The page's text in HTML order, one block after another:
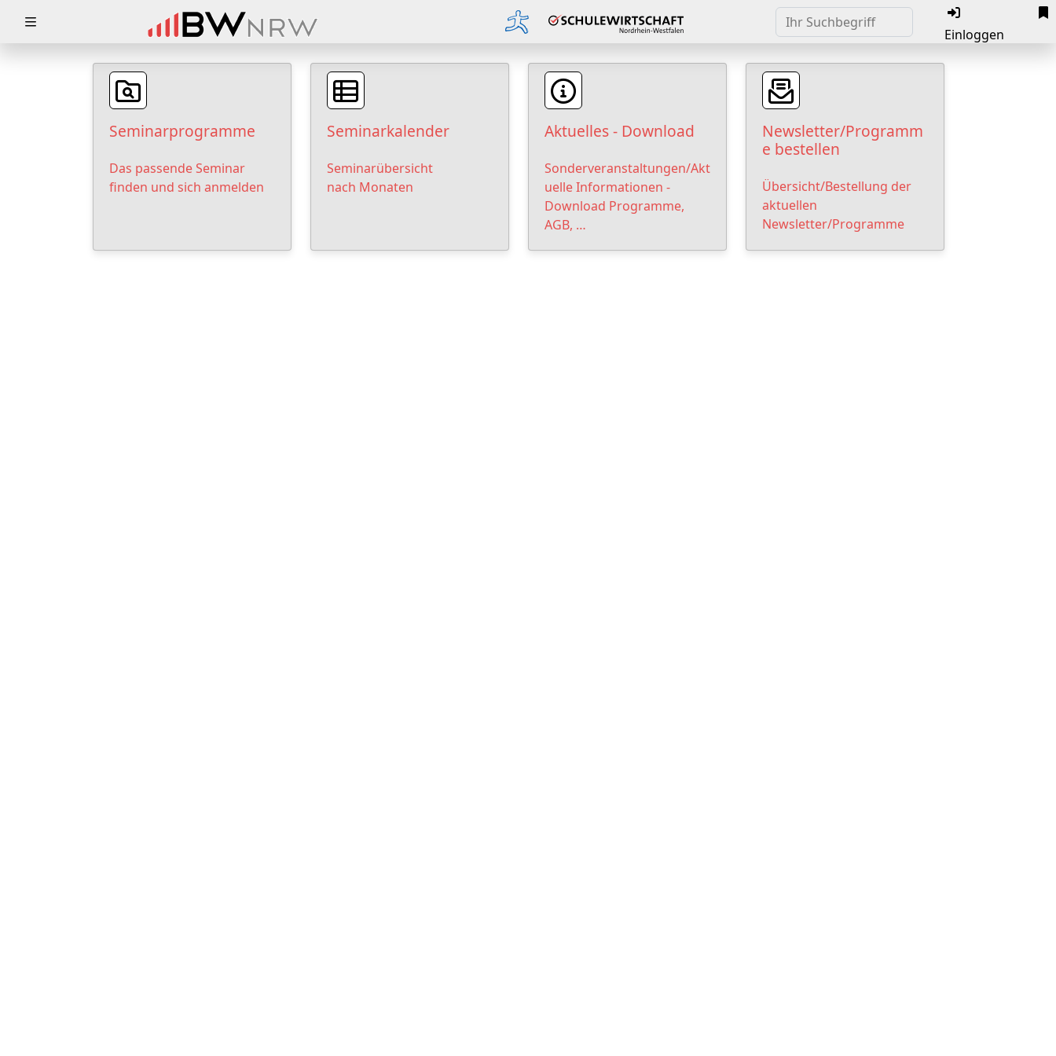
Einloggen
Seminarprogramme
Das passende Seminar
finden und sich anmelden
Seminarkalender
Seminarübersicht
nach Monaten
Aktuelles - Download
Sonderveranstaltungen/Akt
uelle Informationen -
Download Programme,
AGB, …
Newsletter/Programm
e bestellen
Übersicht/Bestellung der
aktuellen
Newsletter/Programme